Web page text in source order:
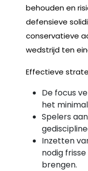
behouden en
defensieve
conservatieve
wedstrijd ten
Effectieve
De focus
het
Spelers
Inzetten
nodig
brengen.